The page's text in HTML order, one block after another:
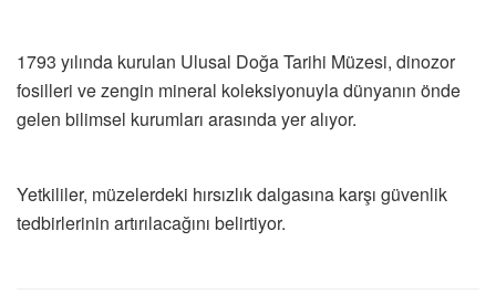
1793 yılında kurulan Ulusal Doğa Tarihi Müzesi, dinozor
fosilleri ve zengin mineral koleksiyonuyla dünyanın önde
gelen bilimsel kurumları arasında yer alıyor.
Yetkililer, müzelerdeki hırsızlık dalgasına karşı güvenlik
tedbirlerinin artırılacağını belirtiyor.